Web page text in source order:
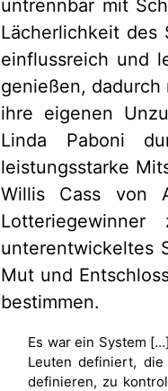
untrennbar mit
Lächerlichkeit des
einflussreich und
genießen,
ihre eigenen
Linda Paboni
leistungsstarke
Willis Cass von
unterentwickeltes
Mut und
bestimmen.
Es war ein System
Leuten definiert,
definieren, zu